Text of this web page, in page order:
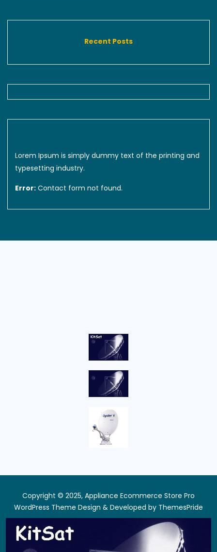
Recent Posts
Lorem Ipsum is simply dummy text of the printing and
typesetting industry.
Error: Contact form not found.
Copyright © 2025, Appliance Ecommerce Store Pro
WordPress Theme Design & Developed by ThemesPride